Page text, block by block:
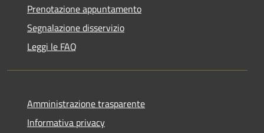
Prenotazione appuntamento
Segnalazione disservizio
Leggi le FAQ
Amministrazione trasparente
Informativa privacy